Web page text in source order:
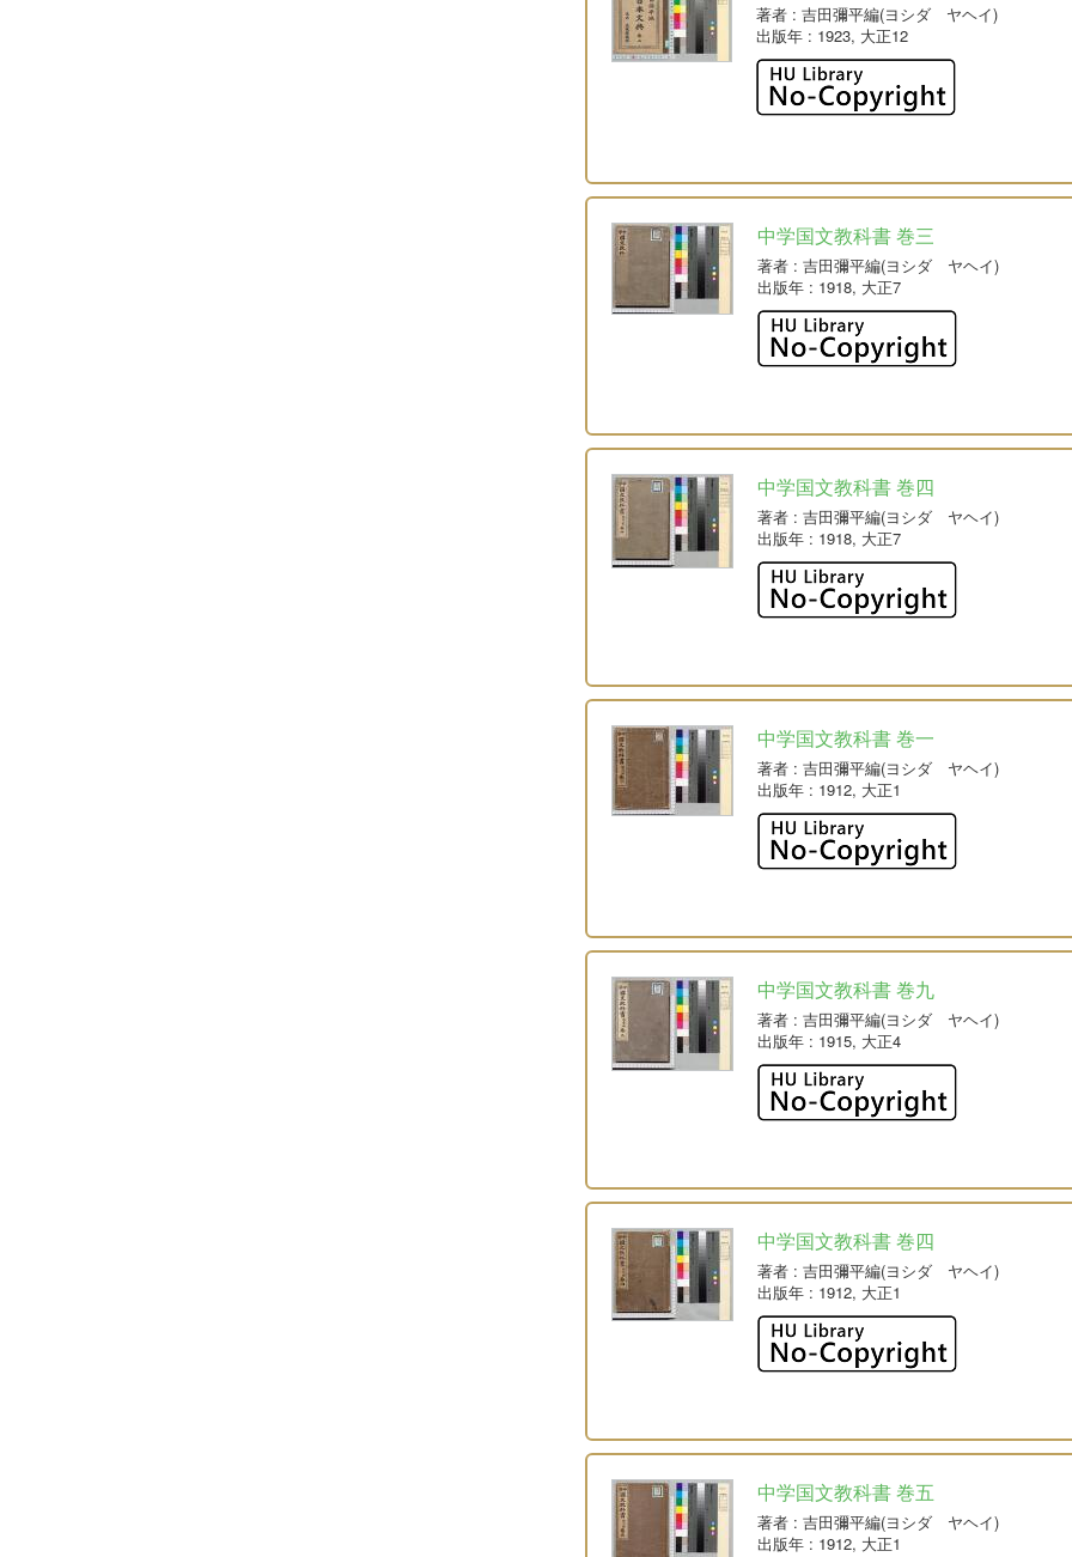
著者: 吉田彌平編(ヨシダ ヤヘイ)
出版年: 1923, 大正12
中学国文教科書 巻三
著者: 吉田彌平編(ヨシダ ヤヘイ)
出版年: 1918, 大正7
中学国文教科書 巻四
著者: 吉田彌平編(ヨシダ ヤヘイ)
出版年: 1918, 大正7
中学国文教科書 巻一
著者: 吉田彌平編(ヨシダ ヤヘイ)
出版年: 1912, 大正1
中学国文教科書 巻九
著者: 吉田彌平編(ヨシダ ヤヘイ)
出版年: 1915, 大正4
中学国文教科書 巻四
著者: 吉田彌平編(ヨシダ ヤヘイ)
出版年: 1912, 大正1
中学国文教科書 巻五
著者: 吉田彌平編(ヨシダ ヤヘイ)
出版年: 1912, 大正1